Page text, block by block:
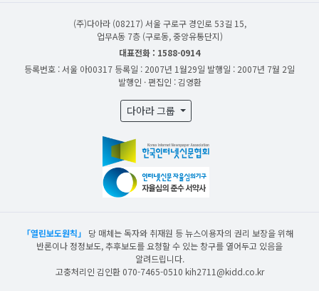
(주)다아라 (08217) 서울 구로구 경인로 53길 15,
업무A동 7층 (구로동, 중앙유통단지)
대표전화 : 1588-0914
등록번호 : 서울 아00317 등록일 : 2007년 1월29일 발행일 : 2007년 7월 2일
발행인 · 편집인 : 김영환
다아라 그룹
「열린보도원칙」
당 매체는 독자와 취재원 등 뉴스이용자의 권리 보장을 위해
반론이나 정정보도, 추후보도를 요청할 수 있는 창구를 열어두고 있음을
알려드립니다.
고충처리인 김인환 070-7465-0510 kih2711@kidd.co.kr